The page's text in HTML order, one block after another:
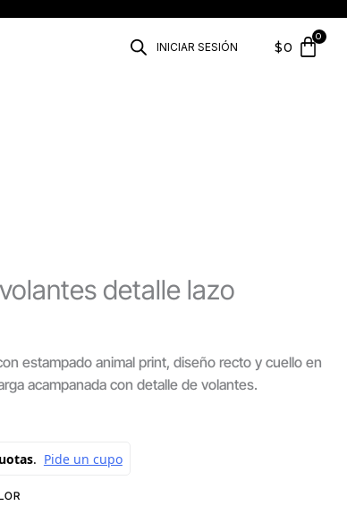
INICIAR SESIÓN $0
detalle lazo
estampado animal print, diseño recto y cuello en
acampanada con detalle de volantes.